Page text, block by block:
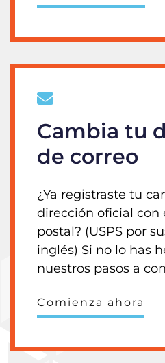
Cambia tu
de correo
¿Ya registraste tu
dirección oficial con
postal? (USPS por
inglés) Si no lo has
nuestros pasos a
Comienza ahora